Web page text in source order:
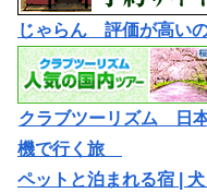
じゃらん 評価が高い
クラブツーリズム 日
機で行く旅
ペットと泊まれる宿 |